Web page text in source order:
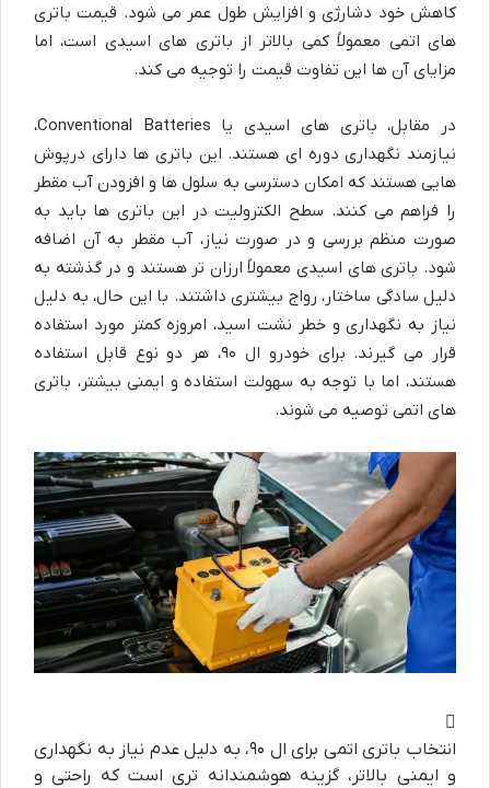
کاهش خود دشارژی و افزایش طول عمر می شود. قیمت باتری
های اتمی معمولاً کمی بالاتر از باتری های اسیدی است، اما
مزایای آن ها این تفاوت قیمت را توجیه می کند.
در مقابل، باتری های اسیدی یا Conventional Batteries،
نیازمند نگهداری دوره ای هستند. این باتری ها دارای درپوش
هایی هستند که امکان دسترسی به سلول ها و افزودن آب مقطر
را فراهم می کنند. سطح الکترولیت در این باتری ها باید به
صورت منظم بررسی و در صورت نیاز، آب مقطر به آن اضافه
شود. باتری های اسیدی معمولاً ارزان تر هستند و در گذشته به
دلیل سادگی ساختار، رواج بیشتری داشتند. با این حال، به دلیل
نیاز به نگهداری و خطر نشت اسید، امروزه کمتر مورد استفاده
قرار می گیرند. برای خودرو ال ۹۰، هر دو نوع قابل استفاده
هستند، اما با توجه به سهولت استفاده و ایمنی بیشتر، باتری
های اتمی توصیه می شوند.
انتخاب باتری اتمی برای ال ۹۰، به دلیل عدم نیاز به نگهداری
و ایمنی بالاتر، گزینه هوشمندانه تری است که راحتی و